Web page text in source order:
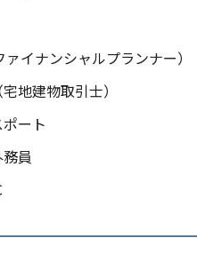
ァイナンシャルプランナー）
地建物取引士）
ート
員